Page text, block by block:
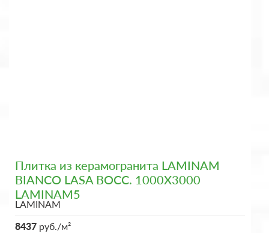
Плитка из керамогранита LAMINAM
BIANCO LASA BOCC. 1000X3000
LAMINAM5
LAMINAM
8437 руб./м²